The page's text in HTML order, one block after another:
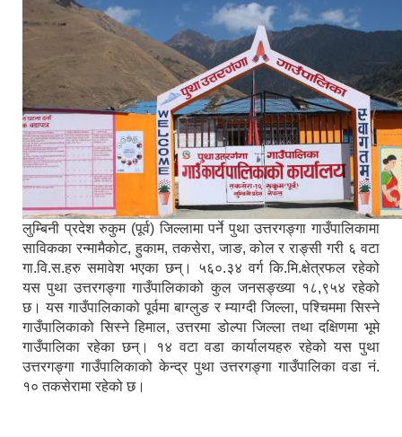
लुम्बिनी प्रदेश रुकुम (पूर्व) जिल्लामा पर्ने पुथा उत्तरगङ्गा गाउँपालिकामा
साविकका रन्मामैकोट, हुकाम, तकसेरा, जाङ, कोल र राङ्सी गरी ६ वटा
गा.वि.स.हरु समावेश भएका छन्। ५६०.३४ वर्ग कि.मि.क्षेत्रफल रहेको
यस पुथा उत्तरगङ्गा गाउँपालिकाको कुल जनसङ्ख्या १८,९५४ रहेको
छ। यस गाउँपालिकाको पूर्वमा बाग्लुङ र म्याग्दी जिल्ला, पश्चिममा सिस्ने
गाउँपालिकाको सिस्ने हिमाल, उत्तरमा डोल्पा जिल्ला तथा दक्षिणमा भूमे
गाउँपालिका रहेका छन्। १४ वटा वडा कार्यालयहरु रहेको यस पुथा
उत्तरगङ्गा गाउँपालिकाको केन्द्र पुथा उत्तरगङ्गा गाउँपालिका वडा नं.
१० तकसेरामा रहेको छ।